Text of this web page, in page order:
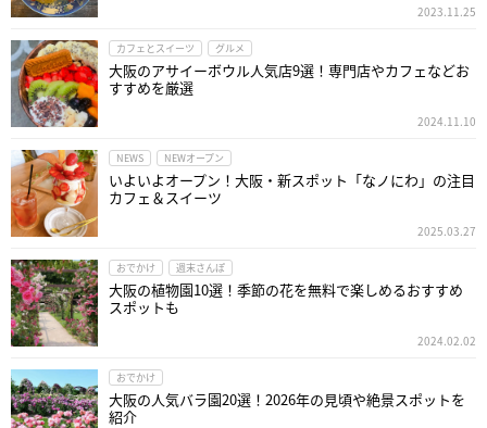
2023.11.25
カフェとスイーツ グルメ
大阪のアサイーボウル人気店9選！専門店やカフェなどお
すすめを厳選
2024.11.10
NEWS NEWオープン
いよいよオープン！大阪・新スポット「なノにわ」の注目
カフェ＆スイーツ
2025.03.27
おでかけ 週末さんぽ
大阪の植物園10選！季節の花を無料で楽しめるおすすめ
スポットも
2024.02.02
おでかけ
大阪の人気バラ園20選！2026年の見頃や絶景スポットを
紹介